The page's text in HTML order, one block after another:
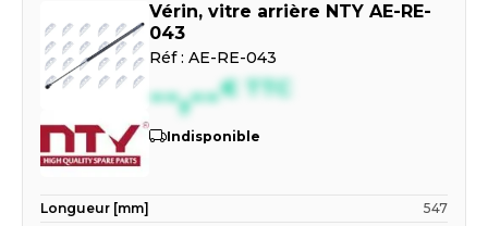
Vérin, vitre arrière NTY AE-RE-
043
Réf : AE-RE-043
--,--€ TTC
Indisponible
Longueur [mm]
547